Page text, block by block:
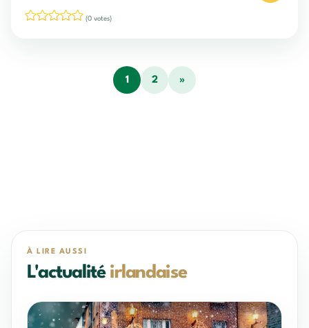
(0 votes)
1 2 »
À LIRE AUSSI
L'actualité irlandaise